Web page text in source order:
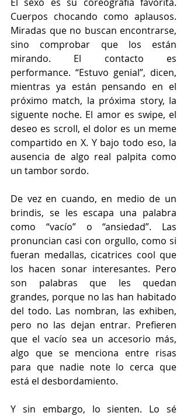
Cuerpos chocando como aplausos.
Miradas que no buscan encontrarse,
sino comprobar que los están
mirando. El contacto es
performance. “Estuvo genial”, dicen,
mientras ya están pensando en el
próximo match, la próxima story, la
siguente noche. El amor es swipe, el
deseo es scroll, el dolor es un meme
compartido en X. Y bajo todo eso, la
ausencia de algo real palpita como
un tambor sordo.
De vez en cuando, en medio de un
brindis, se les escapa una palabra
como “vacío” o “ansiedad”. Las
pronuncian casi con orgullo, como si
fueran medallas, cicatrices cool que
los hacen sonar interesantes. Pero
son palabras que les quedan
grandes, porque no las han habitado
del todo. Las nombran, las exhiben,
pero no las dejan entrar. Prefieren
que el vacío sea un accesorio más,
algo que se menciona entre risas
para que nadie note lo cerca que
está el desbordamiento.
Y sin embargo, lo sienten. Lo sé